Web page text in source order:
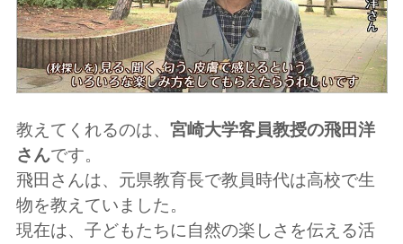
教えてくれるのは、 宮崎大学客員教授の飛田洋
さんです。
飛田さんは、元県教育長で教員時代は高校で生
物を教えていました。
現在は、子どもたちに自然の楽しさを伝える活